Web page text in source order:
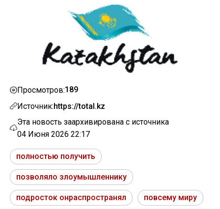
Просмотров:189
Источник:https://total.kz
Эта новость заархивирована с источника
04 Июня 2026 22:17
полностью получить
позволяло злоумышленнику
подросток онраспространял повсему миру